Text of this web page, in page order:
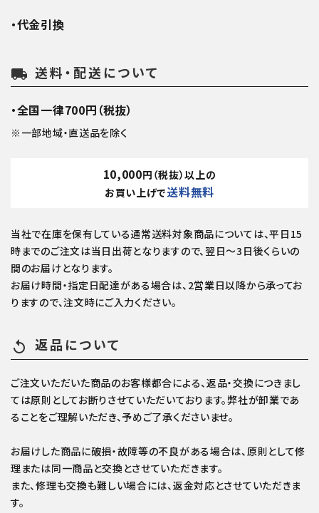
・代金引換
local_shipping 送料・配送について
・全国一律700円（税抜）
※一部地域・直送品を除く
10,000円（税抜）以上の
お買い上げで送料無料
当社で在庫を保有している通常送料対象商品については、平日15
時までのご注文は当日出荷となりますので、翌日～3日後くらいの
間のお届けとなります。
お届け時間・指定日配達がある場合は、2営業日以降から承ってお
りますので、注文時にご入力ください。
replay 返品について
ご注文いただいた商品のお客様都合による、返品・交換につきまし
ては原則としてお断りさせていただいております。弊社が卸業であ
ることをご理解いただき、予めご了承くださいませ。
お届けした商品に破損・故障等の不良がある場合は、原則として修
理または同一商品と交換とさせていただきます。
また、修理も交換も難しい場合には、返金対応とさせていただきま
す。